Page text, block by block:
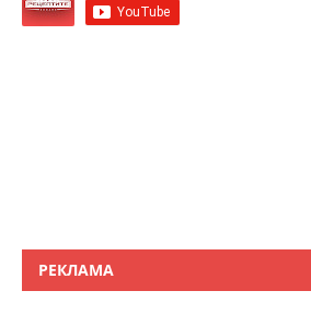
РЕКЛАМА